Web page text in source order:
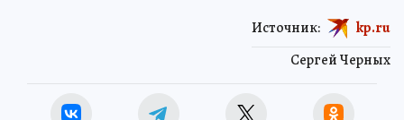
Сергей Черных
Источник: kp.ru